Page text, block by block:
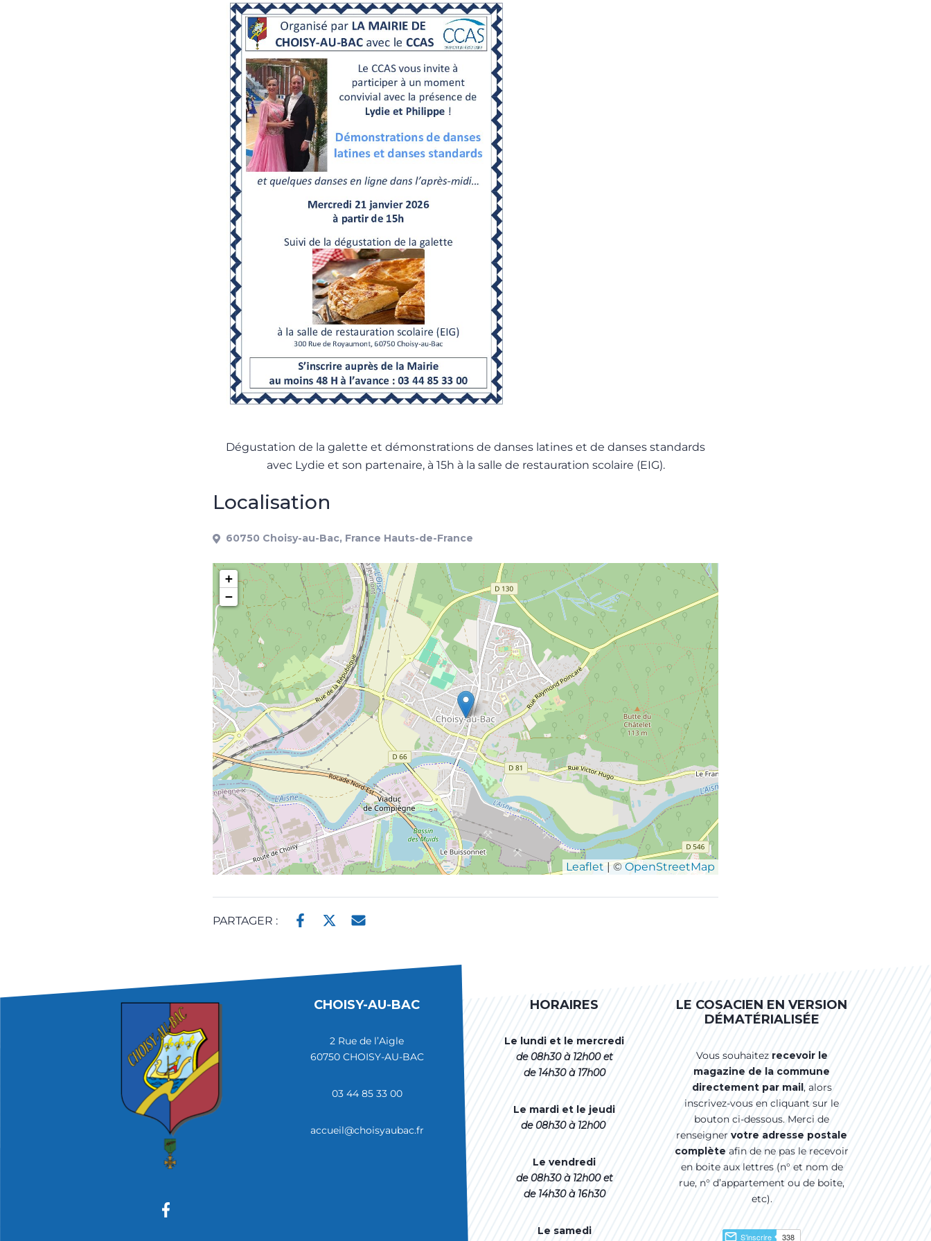
Dégustation de la galette et démonstrations de danses latines et de danses standards
avec Lydie et son partenaire, à 15h à la salle de restauration scolaire (EIG).
Localisation
60750 Choisy-au-Bac, France Hauts-de-France
+
−
Leaflet| ©OpenStreetMap
PARTAGER :
CHOISY-AU-BAC
2 Rue de l’Aigle
60750 CHOISY-AU-BAC
03 44 85 33 00
accueil@choisyaubac.fr
HORAIRES
Le lundi et le mercredi
de 08h30 à 12h00et
de 14h30 à 17h00
Le mardi et le jeudi
de 08h30 à 12h00
Le vendredi
de 08h30 à 12h00 et
de 14h30 à 16h30
Le samedi
LE COSACIEN EN VERSION
DÉMATÉRIALISÉE
Vous souhaitez recevoir le
magazine de la commune
directement par mail, alors
inscrivez-vous en cliquant sur le
bouton ci-dessous. Merci de
renseigner votre adresse postale
complèteafin de ne pas le recevoir
en boite aux lettres (n° et nom de
rue, n° d’appartement ou de boite,
etc).